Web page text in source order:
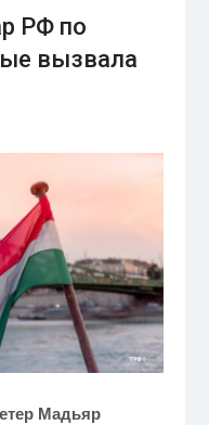
РФ по
вызвала
Мадьяр